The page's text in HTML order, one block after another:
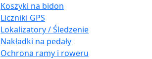
Koszyki na bidon
Liczniki GPS
Lokalizatory / Śledzenie
Nakładki na pedały
Ochrona ramy i roweru